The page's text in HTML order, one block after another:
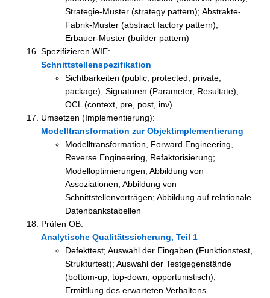
Strategie-Muster (strategy pattern); Abstrakte-
Fabrik-Muster (abstract factory pattern);
Erbauer-Muster (builder pattern)
Spezifizieren WIE:
Schnittstellenspezifikation
Sichtbarkeiten (public, protected, private,
package), Signaturen (Parameter, Resultate),
OCL (context, pre, post, inv)
Umsetzen (Implementierung):
Modelltransformation zur Objektimplementierung
Modelltransformation, Forward Engineering,
Reverse Engineering, Refaktorisierung;
Modelloptimierungen; Abbildung von
Assoziationen; Abbildung von
Schnittstellenverträgen; Abbildung auf relationale
Datenbankstabellen
Prüfen OB:
Analytische Qualitätssicherung, Teil 1
Defekttest; Auswahl der Eingaben (Funktionstest,
Strukturtest); Auswahl der Testgegenstände
(bottom-up, top-down, opportunistisch);
Ermittlung des erwarteten Verhaltens